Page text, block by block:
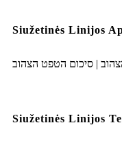
Siužetinės Linijos
| סיכום הטפט הצהוב
Siužetinės Linijos